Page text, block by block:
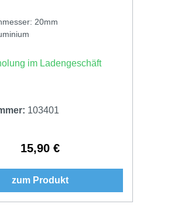
20mm
im Ladengeschäft
103401
Regulärer Preis:
15,90 €
zum Produkt